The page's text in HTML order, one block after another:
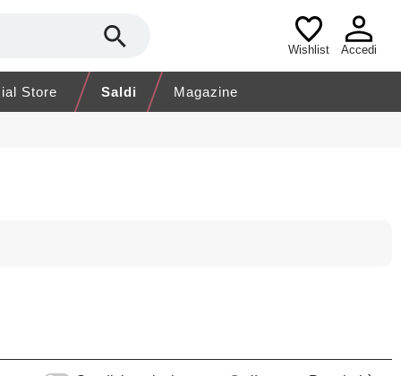
Wishlist Accedi
Store Saldi Magazine